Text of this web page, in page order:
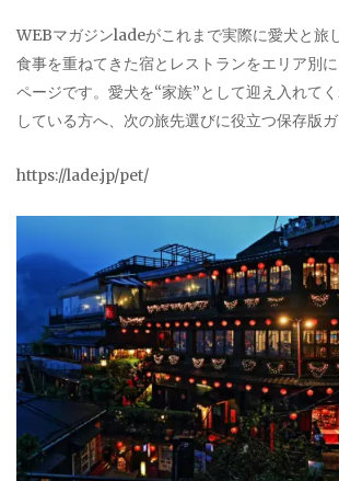
WEBマガジンladeがこれまで実際に愛犬と旅
食事を重ねてきた宿とレストランをエリア別
ページです。愛犬を“家族”として迎え入れて
している方へ、次の旅先選びに役立つ保存版ガ
https://lade.jp/pet/